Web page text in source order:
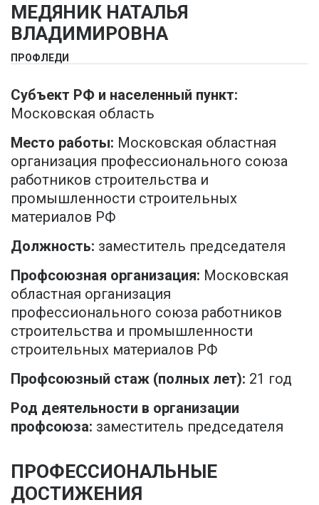
МЕДЯНИК НАТАЛЬЯ
ВЛАДИМИРОВНА
ПРОФЛЕДИ
Субъект РФ и населенный пункт:
Московская область
Место работы: Московская областная
организация профессионального союза
работников строительства и
промышленности строительных
материалов РФ
Должность: заместитель председателя
Профсоюзная организация: Московская
областная организация
профессионального союза работников
строительства и промышленности
строительных материалов РФ
Профсоюзный стаж (полных лет): 21 год
Род деятельности в организации
профсоюза: заместитель председателя
ПРОФЕССИОНАЛЬНЫЕ
ДОСТИЖЕНИЯ